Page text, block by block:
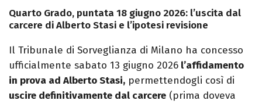
Quarto Grado, puntata 18 giugno 2026: l’uscita dal
carcere di Alberto Stasi e l’ipotesi revisione
Il Tribunale di Sorveglianza di Milano ha concesso
ufficialmente sabato 13 giugno 2026 l’affidamento
in prova ad Alberto Stasi, permettendogli così di
uscire definitivamente dal carcere (prima doveva